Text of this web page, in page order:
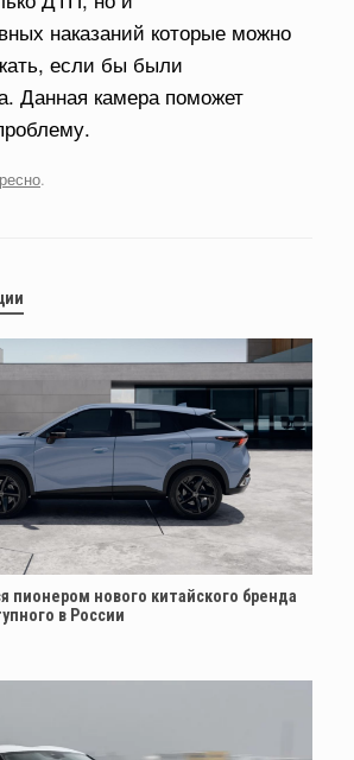
наказаний которые можно
если бы были
Данная камера поможет
.
пионером нового китайского бренда
в России